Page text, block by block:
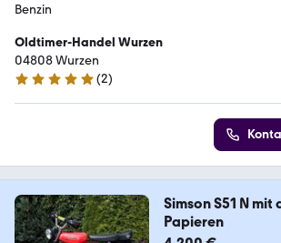
Benzin
Oldtimer-Handel Wurzen
04808 Wurzen
4.8 Sterne
(2)
Simson S51 N mit
Papieren